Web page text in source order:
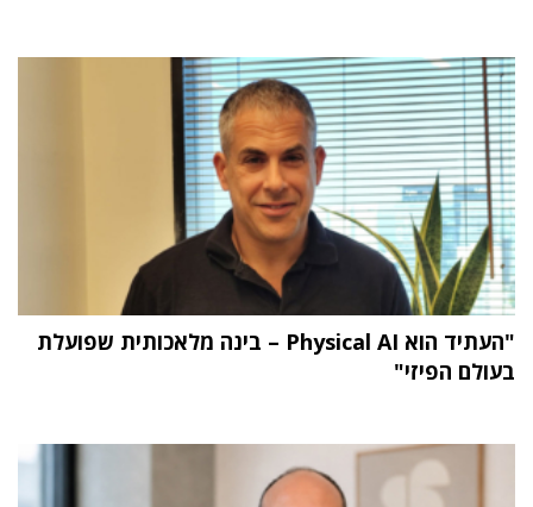
"העתיד הוא Physical AI – בינה מלאכותית שפועלת
בעולם הפיזי"